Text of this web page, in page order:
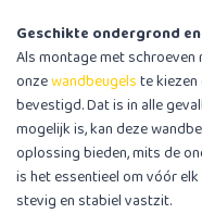
Geschikte ondergrond
Als montage met schroeven
onzewandbeugelste
bevestigd. Dat is in alle
mogelijk is, kan deze
oplossing bieden, mits de
is het essentieel om vóór
stevig en stabiel vastzit.